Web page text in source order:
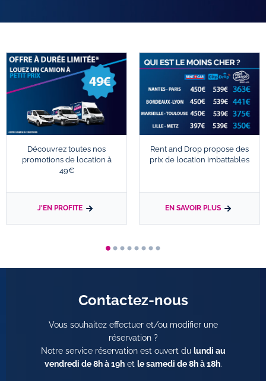
Découvrez toutes nos
promotions de location à
49€
J'EN PROFITE
Rent and Drop propose des
prix de location imbattables
EN SAVOIR PLUS
Contactez-nous
Vous souhaitez effectuer et/ou modifier une
réservation ?
Notre service réservation est ouvert du lundi au
vendredi de 8h à 19het le samedi de 8h à 18h.